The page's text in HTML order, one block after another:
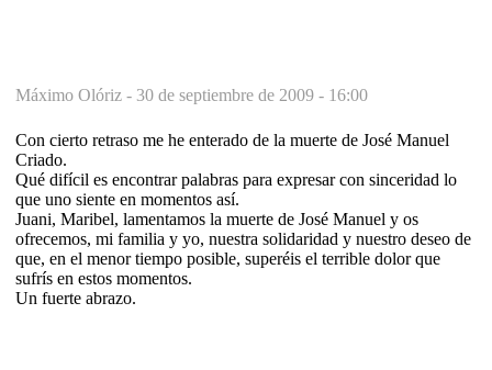
Máximo Olóriz - 30 de septiembre de 2009 - 16:00
Con cierto retraso me he enterado de la muerte de José Manuel
Criado.
Qué difícil es encontrar palabras para expresar con sinceridad lo
que uno siente en momentos así.
Juani, Maribel, lamentamos la muerte de José Manuel y os
ofrecemos, mi familia y yo, nuestra solidaridad y nuestro deseo de
que, en el menor tiempo posible, superéis el terrible dolor que
sufrís en estos momentos.
Un fuerte abrazo.